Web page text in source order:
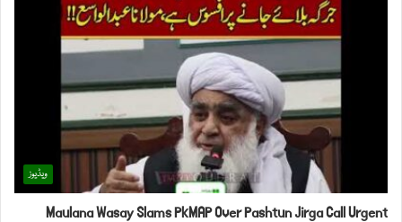
ویڈیوز
Maulana Wasay Slams PkMAP Over Pashtun Jirga Call Urgent